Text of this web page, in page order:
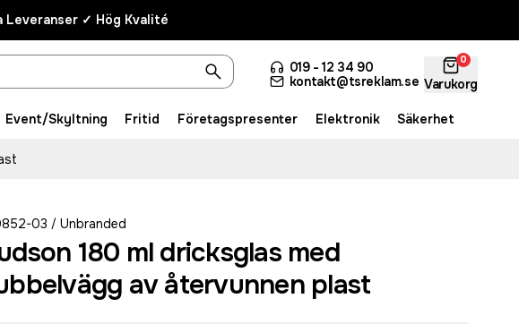
Leveranser ✓ Hög Kvalité
019 - 12 34 90
kontakt@tsreklam.se
0
Varukorg
Event/Skyltning Fritid Företagspresenter Elektronik Säkerhet
03 / Unbranded
180 ml dricksglas med
av återvunnen plast